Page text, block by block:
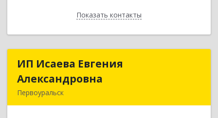
Показать контакты
Назад
ИП Исаева Евгения
Александровна
Первоуральск
ИП Исаева Евгения